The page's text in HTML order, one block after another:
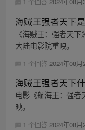
1 个回答 2024年08月
海贼王强者天下
《海贼王：强者天
大陆电影院重映。
1 个回答 2024年08
海贼王强者天下
电影《航海王：强
映。
1 个回答 2024年08